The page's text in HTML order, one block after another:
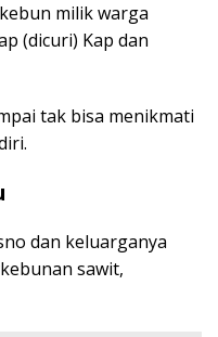
milik warga
(dicuri) Kap dan
tak bisa menikmati
dan keluarganya
sawit,